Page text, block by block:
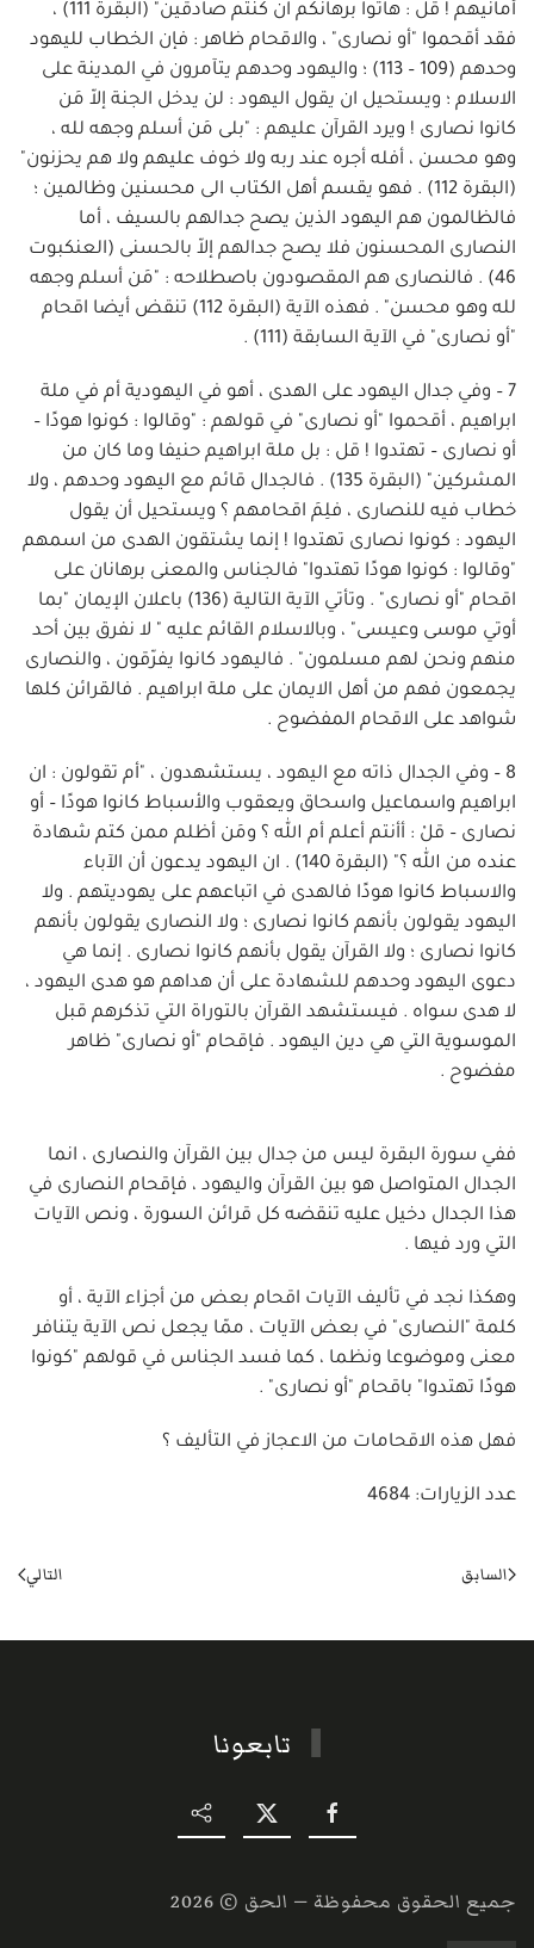
أمانيهم ! قل : هاتوا برهانكم ان كنتم صادقين" (البقرة 111) ،
فقد أقحموا "أو نصارى" ، والاقحام ظاهر : فإن الخطاب لليهود
وحدهم (109 – 113) ؛ واليهود وحدهم يتآمرون في المدينة على
الاسلام ؛ ويستحيل ان يقول اليهود : لن يدخل الجنة إلاّ مَن
كانوا نصارى ! ويرد القرآن عليهم : "بلى مَن أسلم وجهه لله ،
وهو محسن ، أفله أجره عند ربه ولا خوف عليهم ولا هم يحزنون"
(البقرة 112) . فهو يقسم أهل الكتاب الى محسنين وظالمين ؛
فالظالمون هم اليهود الذين يصح جدالهم بالسيف ، أما
النصارى المحسنون فلا يصح جدالهم إلاّ بالحسنى (العنكبوت
46) . فالنصارى هم المقصودون باصطلاحه : "مَن أسلم وجهه
لله وهو محسن" . فهذه الآية (البقرة 112) تنقض أيضا اقحام
"أو نصارى" في الآية السابقة (111) .
7 – وفي جدال اليهود على الهدى ، أهو في اليهودية أم في ملة
ابراهيم ، أقحموا "أو نصارى" في قولهم : "وقالوا : كونوا هودًا –
أو نصارى – تهتدوا ! قل : بل ملة ابراهيم حنيفا وما كان من
المشركين" (البقرة 135) . فالجدال قائم مع اليهود وحدهم ، ولا
خطاب فيه للنصارى ، فلِمَ اقحامهم ؟ ويستحيل أن يقول
اليهود : كونوا نصارى تهتدوا ! إنما يشتقون الهدى من اسمهم
"وقالوا : كونوا هودًا تهتدوا" فالجناس والمعنى برهانان على
اقحام "أو نصارى" . وتأتي الآية التالية (136) باعلان الإيمان "بما
أوتي موسى وعيسى" ، وبالاسلام القائم عليه " لا نفرق بين أحد
منهم ونحن لهم مسلمون" . فاليهود كانوا يفرّقون ، والنصارى
يجمعون فهم من أهل الايمان على ملة ابراهيم . فالقرائن كلها
شواهد على الاقحام المفضوح .
8 – وفي الجدال ذاته مع اليهود ، يستشهدون ، "أم تقولون : ان
ابراهيم واسماعيل واسحاق ويعقوب والأسباط كانوا هودًا – أو
نصارى – قلْ : أأنتم أعلم أم الله ؟ ومَن أظلم ممن كتم شهادة
عنده من الله ؟" (البقرة 140) . ان اليهود يدعون أن الآباء
والاسباط كانوا هودًا فالهدى في اتباعهم على يهوديتهم . ولا
اليهود يقولون بأنهم كانوا نصارى ؛ ولا النصارى يقولون بأنهم
كانوا نصارى ؛ ولا القرآن يقول بأنهم كانوا نصارى . إنما هي
دعوى اليهود وحدهم للشهادة على أن هداهم هو هدى اليهود ،
لا هدى سواه . فيستشهد القرآن بالتوراة التي تذكرهم قبل
الموسوية التي هي دين اليهود . فإقحام "أو نصارى" ظاهر
مفضوح .
ففي سورة البقرة ليس من جدال بين القرآن والنصارى ، انما
الجدال المتواصل هو بين القرآن واليهود ، فإقحام النصارى في
هذا الجدال دخيل عليه تنقضه كل قرائن السورة ، ونص الآيات
التي ورد فيها .
وهكذا نجد في تأليف الآيات اقحام بعض من أجزاء الآية ، أو
كلمة "النصارى" في بعض الآيات ، ممّا يجعل نص الآية يتنافر
معنى وموضوعا ونظما ، كما فسد الجناس في قولهم "كونوا
هودًا تهتدوا" باقحام "أو نصارى" .
فهل هذه الاقحامات من الاعجاز في التأليف ؟
عدد الزيارات: 4684
السابق التالي
تابعونا
جميع الحقوق محفوظة — الحق © 2026